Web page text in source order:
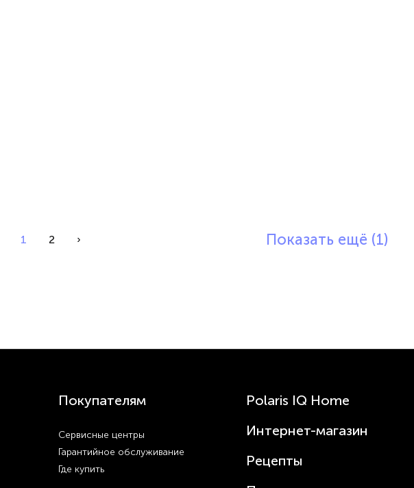
Показать ещё (1)
1 2 ›
Покупателям
Сервисные центры
Гарантийное обслуживание
Где купить
Polaris IQ Home
Интернет-магазин
Рецепты